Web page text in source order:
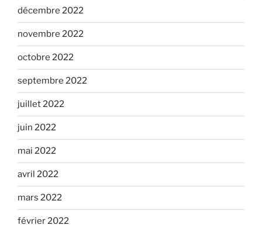
décembre 2022
novembre 2022
octobre 2022
septembre 2022
juillet 2022
juin 2022
mai 2022
avril 2022
mars 2022
février 2022